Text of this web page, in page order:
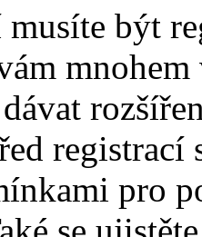
být
registrací
pro